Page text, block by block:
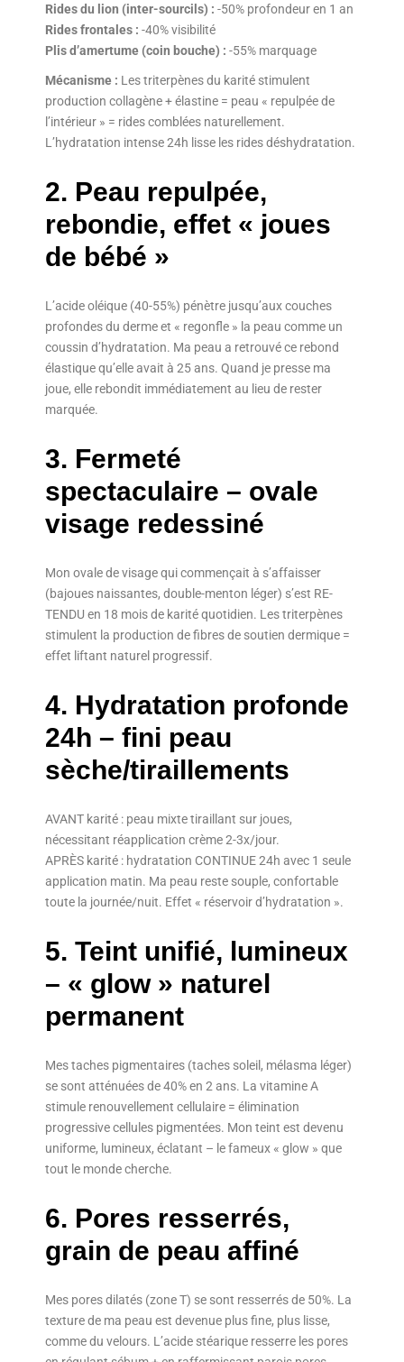
Rides du lion (inter-sourcils) : -50% profondeur en 1 an
Rides frontales : -40% visibilité
Plis d’amertume (coin bouche) : -55% marquage
Mécanisme : Les triterpènes du karité stimulent
production collagène + élastine = peau « repulpée de
l’intérieur » = rides comblées naturellement.
L’hydratation intense 24h lisse les rides déshydratation.
2. Peau repulpée,
rebondie, effet « joues
de bébé »
L’acide oléique (40-55%) pénètre jusqu’aux couches
profondes du derme et « regonfle » la peau comme un
coussin d’hydratation. Ma peau a retrouvé ce rebond
élastique qu’elle avait à 25 ans. Quand je presse ma
joue, elle rebondit immédiatement au lieu de rester
marquée.
3. Fermeté
spectaculaire – ovale
visage redessiné
Mon ovale de visage qui commençait à s’affaisser
(bajoues naissantes, double-menton léger) s’est RE-
TENDU en 18 mois de karité quotidien. Les triterpènes
stimulent la production de fibres de soutien dermique =
effet liftant naturel progressif.
4. Hydratation profonde
24h – fini peau
sèche/tiraillements
AVANT karité : peau mixte tiraillant sur joues,
nécessitant réapplication crème 2-3x/jour.
APRÈS karité : hydratation CONTINUE 24h avec 1 seule
application matin. Ma peau reste souple, confortable
toute la journée/nuit. Effet « réservoir d’hydratation ».
5. Teint unifié, lumineux
– « glow » naturel
permanent
Mes taches pigmentaires (taches soleil, mélasma léger)
se sont atténuées de 40% en 2 ans. La vitamine A
stimule renouvellement cellulaire = élimination
progressive cellules pigmentées. Mon teint est devenu
uniforme, lumineux, éclatant – le fameux « glow » que
tout le monde cherche.
6. Pores resserrés,
grain de peau affiné
Mes pores dilatés (zone T) se sont resserrés de 50%. La
texture de ma peau est devenue plus fine, plus lisse,
comme du velours. L’acide stéarique resserre les pores